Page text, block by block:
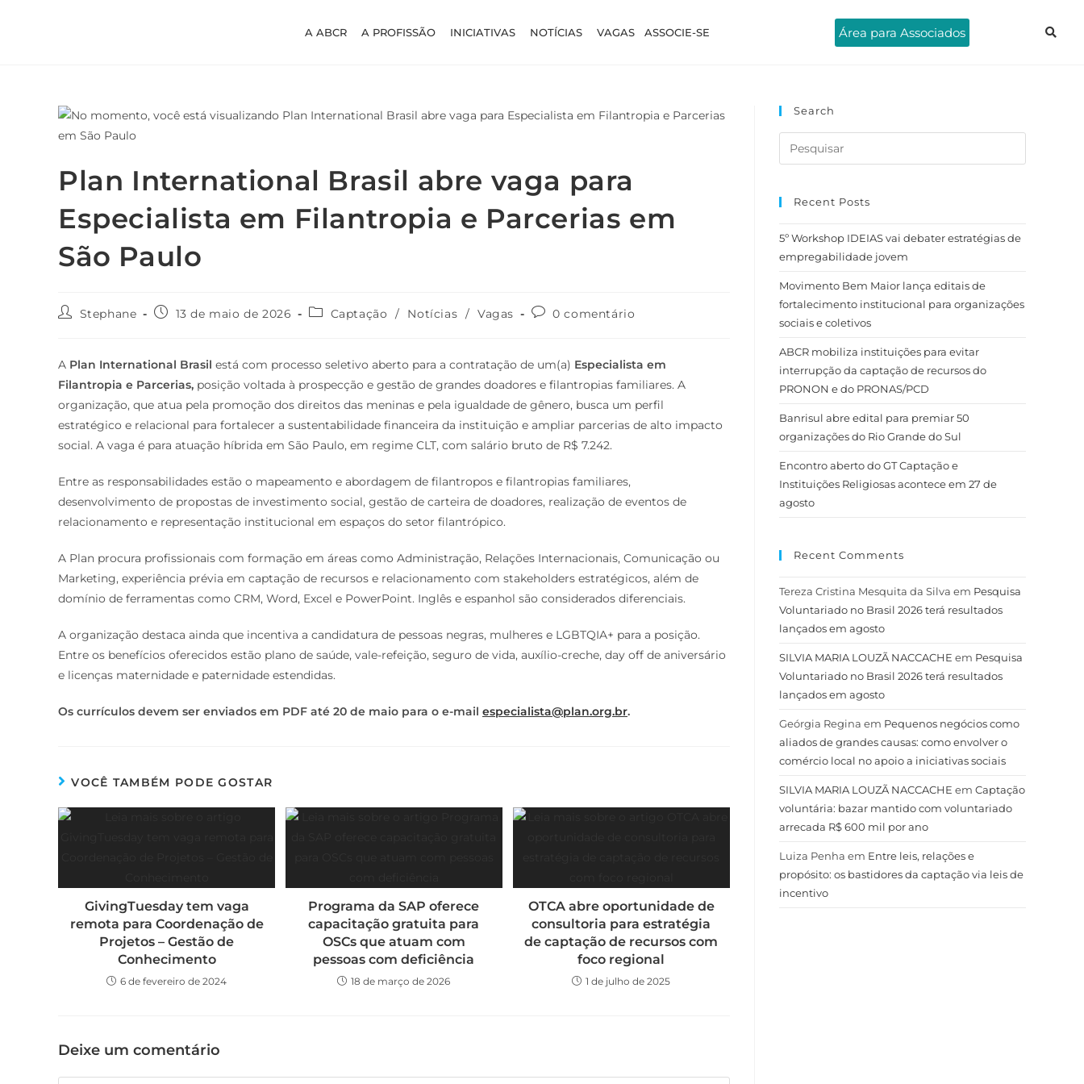
A ABCR A PROFISSÃO INICIATIVAS NOTÍCIAS VAGAS ASSOCIE-SE Área para Associados
Plan International Brasil abre vaga para
Especialista em Filantropia e Parcerias em
São Paulo
Stephane 13 de maio de 2026 Captação / Notícias / Vagas 0 comentário
A Plan International Brasil está com processo seletivo aberto para a contratação de um(a) Especialista em
Filantropia e Parcerias, posição voltada à prospecção e gestão de grandes doadores e filantropias familiares. A
organização, que atua pela promoção dos direitos das meninas e pela igualdade de gênero, busca um perfil
estratégico e relacional para fortalecer a sustentabilidade financeira da instituição e ampliar parcerias de alto impacto
social. A vaga é para atuação híbrida em São Paulo, em regime CLT, com salário bruto de R$ 7.242.
Entre as responsabilidades estão o mapeamento e abordagem de filantropos e filantropias familiares,
desenvolvimento de propostas de investimento social, gestão de carteira de doadores, realização de eventos de
relacionamento e representação institucional em espaços do setor filantrópico.
A Plan procura profissionais com formação em áreas como Administração, Relações Internacionais, Comunicação ou
Marketing, experiência prévia em captação de recursos e relacionamento com stakeholders estratégicos, além de
domínio de ferramentas como CRM, Word, Excel e PowerPoint. Inglês e espanhol são considerados diferenciais.
A organização destaca ainda que incentiva a candidatura de pessoas negras, mulheres e LGBTQIA+ para a posição.
Entre os benefícios oferecidos estão plano de saúde, vale-refeição, seguro de vida, auxílio-creche, day off de aniversário
e licenças maternidade e paternidade estendidas.
Os currículos devem ser enviados em PDF até 20 de maio para o e-mail especialista@plan.org.br.
VOCÊ TAMBÉM PODE GOSTAR
GivingTuesday tem vaga
remota para Coordenação de
Projetos – Gestão de
Conhecimento
6 de fevereiro de 2024
Programa da SAP oferece
capacitação gratuita para
OSCs que atuam com
pessoas com deficiência
18 de março de 2026
OTCA abre oportunidade de
consultoria para estratégia
de captação de recursos com
foco regional
1 de julho de 2025
Deixe um comentário
Search
Recent Posts
5º Workshop IDEIAS vai debater estratégias de
empregabilidade jovem
Movimento Bem Maior lança editais de
fortalecimento institucional para organizações
sociais e coletivos
ABCR mobiliza instituições para evitar
interrupção da captação de recursos do
PRONON e do PRONAS/PCD
Banrisul abre edital para premiar 50
organizações do Rio Grande do Sul
Encontro aberto do GT Captação e
Instituições Religiosas acontece em 27 de
agosto
Recent Comments
Tereza Cristina Mesquita da Silva em Pesquisa
Voluntariado no Brasil 2026 terá resultados
lançados em agosto
SILVIA MARIA LOUZÃ NACCACHE em Pesquisa
Voluntariado no Brasil 2026 terá resultados
lançados em agosto
Geórgia Regina em Pequenos negócios como
aliados de grandes causas: como envolver o
comércio local no apoio a iniciativas sociais
SILVIA MARIA LOUZÃ NACCACHE em Captação
voluntária: bazar mantido com voluntariado
arrecada R$ 600 mil por ano
Luiza Penha em Entre leis, relações e
propósito: os bastidores da captação via leis de
incentivo